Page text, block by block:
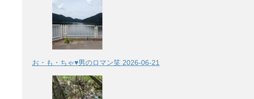
お・も・ちゃ♥男のロマン笑 2026-06-21